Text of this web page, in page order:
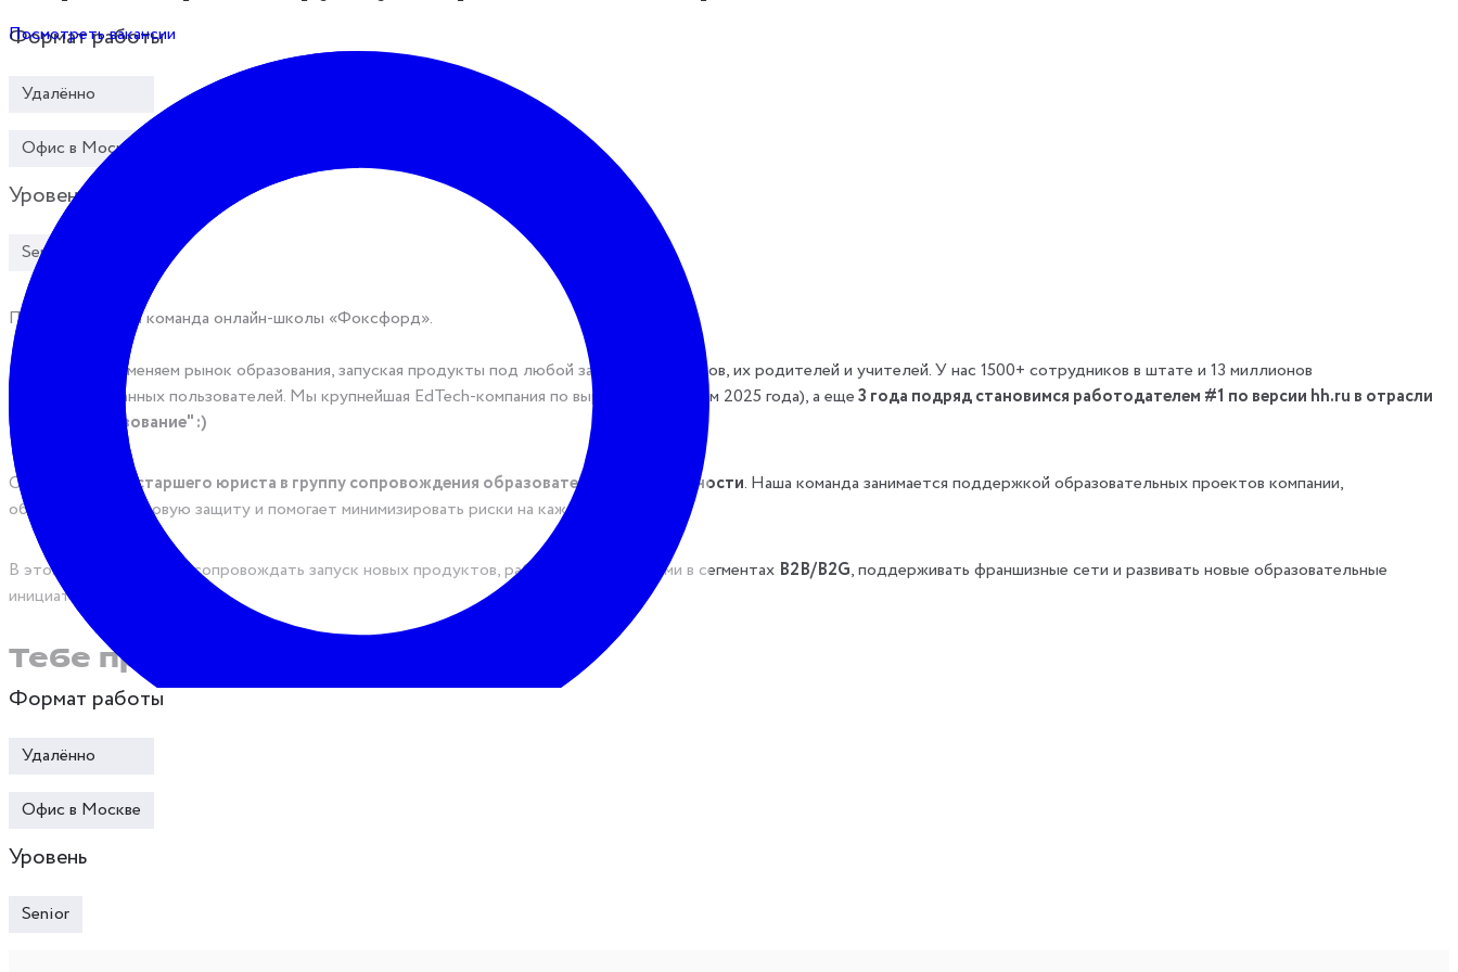
Посмотреть вакансии
Формат работы
Удалённо
Офис в Москве
Уровень
Senior
Привет! На связи команда онлайн-школы «Фоксфорд».
Мы уже 17 лет меняем рынок образования, запуская продукты под любой запрос школьников, их родителей и учителей. У нас 1500+ сотрудников в штате и 13 миллионов
зарегистрированных пользователей. Мы крупнейшая EdTech-компания по выручке (по итогам 2025 года), а еще3 года подряд становимся работодателем #1 по версии hh.ru в отрасли
"Наука и образование" :)
Сейчас мы ищем старшего юриста в группу сопровождения образовательной деятельности. Наша команда занимается поддержкой образовательных проектов компании,
обеспечивает правовую защиту и помогает минимизировать риски на каждом этапе.
В этой роли ты будешь сопровождать запуск новых продуктов, работать с партнерами в сегментах B2B/B2G, поддерживать франшизные сети и развивать новые образовательные
инициативы «Фоксфорда».
Тебе предстоит:
сопровождать запуск новых продуктов и сервисов на всех этапах;
создавать типовые формы и нормативные документы для новых продуктов, сервисов и процессов;
согласовывать и вносить изменения в закупочную документацию, включая госзакупки;
консультировать коллег и поддерживать академический блок и клиентскую вертикаль.
Что для нас важно:
Формат работы
Удалённо
Офис в Москве
Уровень
Senior